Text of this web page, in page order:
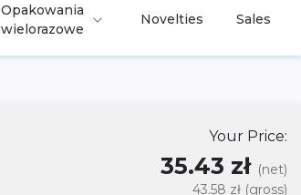
Opakowania
wielorazowe
Novelties Sales
Your Price:
35.43 zł (net)
43.58 zł (gross)